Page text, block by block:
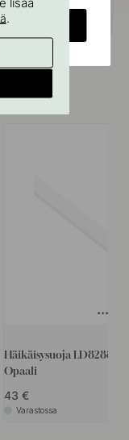
Häikäisysuoja LD8288 -
Opaali
43
Varastossa
.